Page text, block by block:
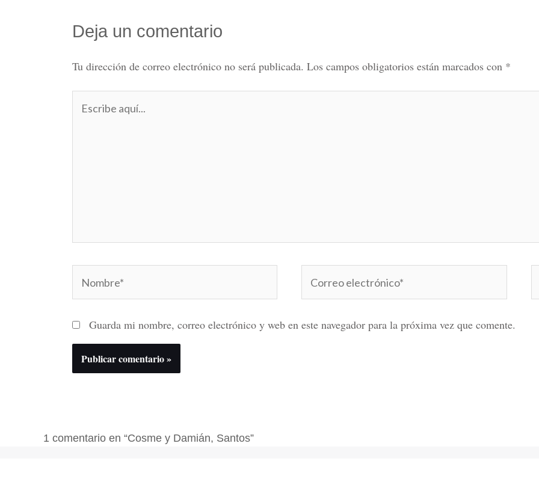
Deja un comentario
Tu dirección de correo electrónico no será publicada. Los campos obligatorios están marcados con *
aquí...
electrónico*
Guarda mi nombre, correo electrónico y web en este navegador para la próxima vez que comente.
1 comentario en “Cosme y Damián, Santos”